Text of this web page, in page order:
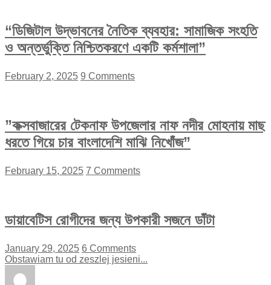
“ডিজিটাল উদ্ভাবনের নৈতিক ব্যবহার: সামাজিক সংহতি
ও অন্তর্ভুক্তি নিশ্চিতকরণে একটি কর্মশালা”
February 2, 2025 9 Comments
”কক্সবাজারের টেকনাফ উপজেলার নাফ নদীর মোহনায় মাছ
ধরতে গিয়ে চার বাংলাদেশি মাঝি নিখোঁজ”
February 15, 2025 7 Comments
ডায়াবেটিস রোগীদের জন্য উপকারী সজনে ডাঁটা
January 29, 2025 6 Comments
Obstawiam tu od zeszlej jesieni...